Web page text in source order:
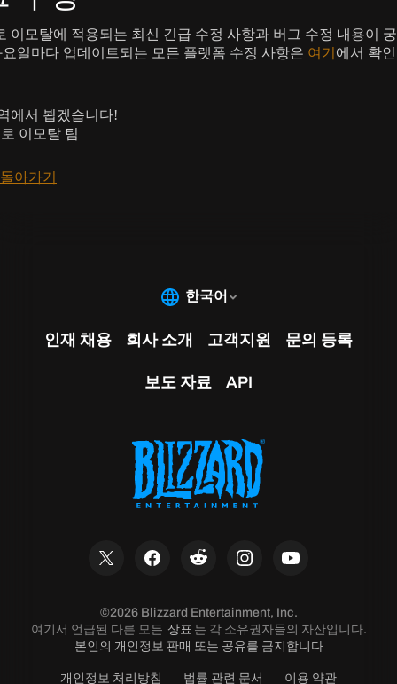
이모탈에 적용되는 최신 긴급 수정 사항과 버그 수정 내용이
요일마다 업데이트되는 모든 플랫폼 수정 사항은 여기 에서 확
에서 뵙겠습니다!
이모탈 팀
아가기